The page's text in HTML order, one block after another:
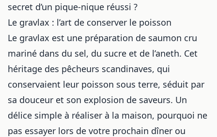
secret d’un pique-nique réussi ?
Le gravlax : l’art de conserver le poisson
Le gravlax est une préparation de saumon cru
mariné dans du sel, du sucre et de l’aneth. Cet
héritage des pêcheurs scandinaves, qui
conservaient leur poisson sous terre, séduit par
sa douceur et son explosion de saveurs. Un
délice simple à réaliser à la maison, pourquoi ne
pas essayer lors de votre prochain dîner ou